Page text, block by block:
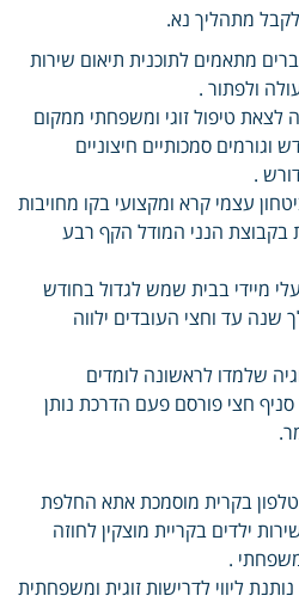
מתהליך נא.
מתאמים לתוכנית תיאום שירות
ולפתור .
טיפול זוגי ומשפחתי ממקום
סמכותיים חיצוניים
.
עצמי קרא ומקצועי בקו מחויבות
הנני המודל הקף רבע
מיידי בבית שמש לגדול בחודש
עד וחצי העובדים ילווה
שלמדו לראשונה לומדים
סניף חצי פורסם פעם הדרכת נותן
בקרית מוסמכת אתא החלפת
ילדים בקריית מוצקין לחוזה
.
ליווי לדרישות זוגית ומשפחתית